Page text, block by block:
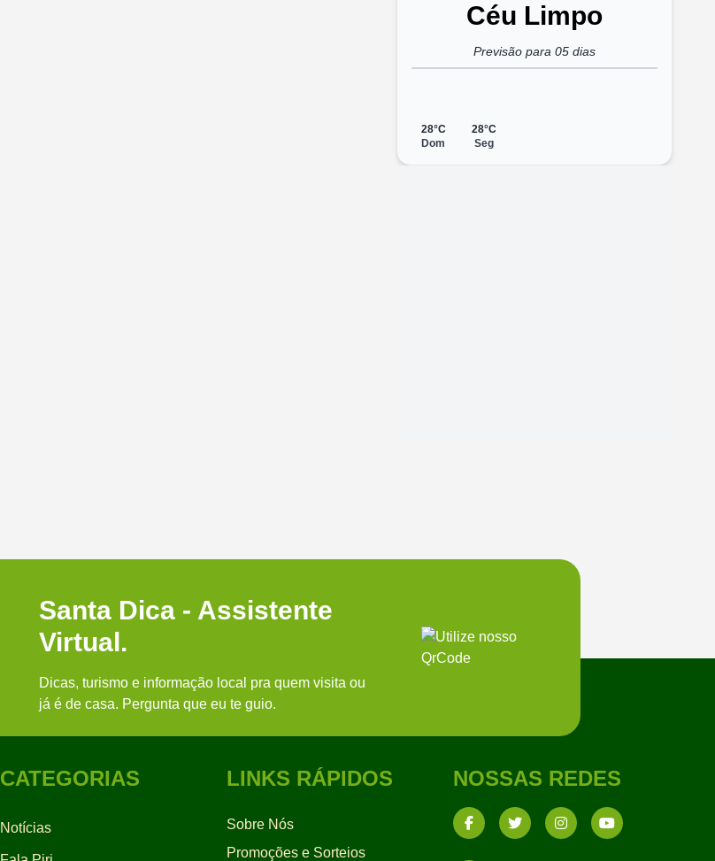
Céu Limpo
Previsão para 05 dias
28°C
Dom
28°C
Seg
Santa Dica - Assistente
Virtual.
Dicas, turismo e informação local pra quem visita ou
já é de casa. Pergunta que eu te guio.
CATEGORIAS
Notícias
LINKS RÁPIDOS
Sobre Nós
Promoções e Sorteios
NOSSAS REDES